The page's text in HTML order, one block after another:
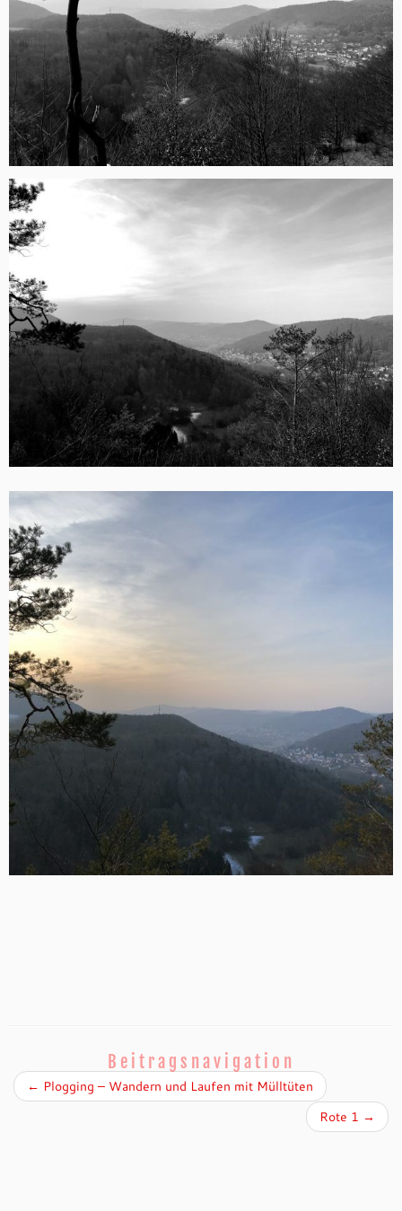
Beitragsnavigation
← Plogging – Wandern und Laufen mit Mülltüten
Rote 1 →